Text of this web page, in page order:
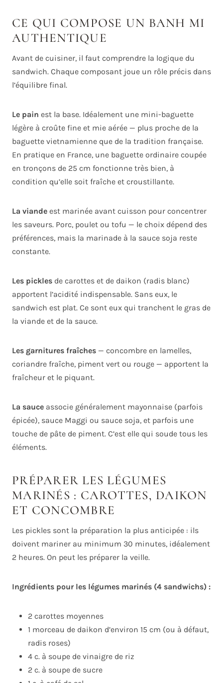
CE QUI COMPOSE UN BANH MI
AUTHENTIQUE
Avant de cuisiner, il faut comprendre la logique du
sandwich. Chaque composant joue un rôle précis dans
l’équilibre final.
Le pain est la base. Idéalement une mini-baguette
légère à croûte fine et mie aérée — plus proche de la
baguette vietnamienne que de la tradition française.
En pratique en France, une baguette ordinaire coupée
en tronçons de 25 cm fonctionne très bien, à
condition qu’elle soit fraîche et croustillante.
La viande est marinée avant cuisson pour concentrer
les saveurs. Porc, poulet ou tofu — le choix dépend des
préférences, mais la marinade à la sauce soja reste
constante.
Les pickles de carottes et de daikon (radis blanc)
apportent l’acidité indispensable. Sans eux, le
sandwich est plat. Ce sont eux qui tranchent le gras de
la viande et de la sauce.
Les garnitures fraîches — concombre en lamelles,
coriandre fraîche, piment vert ou rouge — apportent la
fraîcheur et le piquant.
La sauce associe généralement mayonnaise (parfois
épicée), sauce Maggi ou sauce soja, et parfois une
touche de pâte de piment. C’est elle qui soude tous les
éléments.
PRÉPARER LES LÉGUMES
MARINÉS : CAROTTES, DAIKON
ET CONCOMBRE
Les pickles sont la préparation la plus anticipée : ils
doivent mariner au minimum 30 minutes, idéalement
2 heures. On peut les préparer la veille.
Ingrédients pour les légumes marinés (4 sandwichs) :
2 carottes moyennes
1 morceau de daikon d’environ 15 cm (ou à défaut,
radis roses)
4 c. à soupe de vinaigre de riz
2 c. à soupe de sucre